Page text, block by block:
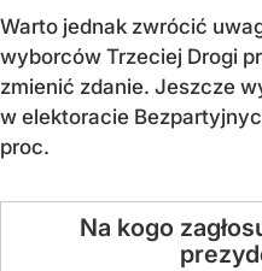
Warto jednak zwrócić
wyborców Trzeciej Drogi
zmienić zdanie. Jeszcze
w elektoracie
proc.
Na Rafała
Na Karola
Na Szymona
Na kogo